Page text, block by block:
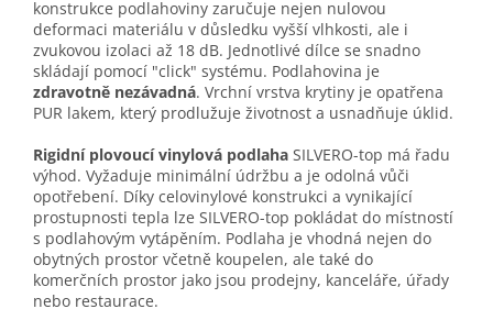
konstrukce podlahoviny zaručuje nejen nulovou
deformaci materiálu v důsledku vyšší vlhkosti, ale i
zvukovou izolaci až 18 dB. Jednotlivé dílce se snadno
skládají pomocí "click" systému. Podlahovina je
zdravotně nezávadná. Vrchní vrstva krytiny je opatřena
PUR lakem, který prodlužuje životnost a usnadňuje úklid.
Rigidní plovoucí vinylová podlaha SILVERO-top má řadu
výhod. Vyžaduje minimální údržbu a je odolná vůči
opotřebení. Díky celovinylové konstrukci a vynikající
prostupnosti tepla lze SILVERO-top pokládat do místností
s podlahovým vytápěním. Podlaha je vhodná nejen do
obytných prostor včetně koupelen, ale také do
komerčních prostor jako jsou prodejny, kanceláře, úřady
nebo restaurace.